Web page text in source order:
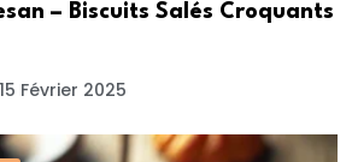
– Biscuits Salés Croquants
15 Février 2025